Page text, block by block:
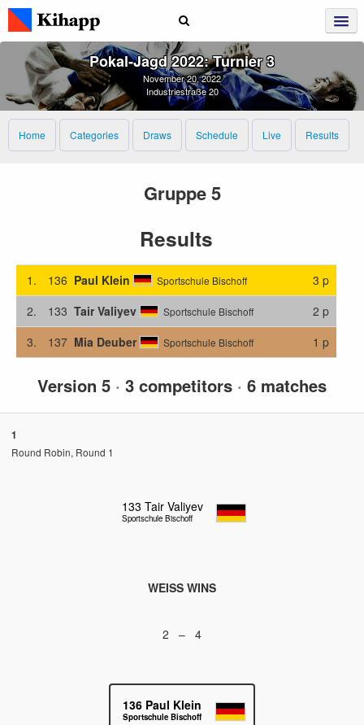
Pokal‑Jagd 2022: Turnier 3
November 20, 2022
Industriestraße 20
Home Categories Draws Schedule Live Results
Gruppe 5
Results
1. 136 Paul Klein Sportschule Bischoff
3 p
2.
133 Tair Valiyev Sportschule Bischoff
2 p
3.
137 Mia Deuber Sportschule Bischoff 1 p
Version 5 · 3 competitors · 6 matches
1
Round Robin, Round 1
133 Tair Valiyev
Sportschule Bischoff
WEISS WINS
2 – 4
136 Paul Klein
Sportschule Bischoff